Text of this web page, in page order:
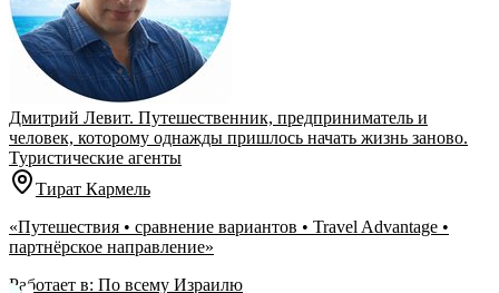
Дмитрий Левит. Путешественник, предприниматель и
человек, которому однажды пришлось начать жизнь заново.
Туристические агенты
Тират Кармель
«Путешествия • сравнение вариантов • Travel Advantage •
партнёрское направление»
Работает в: По всему Израилю